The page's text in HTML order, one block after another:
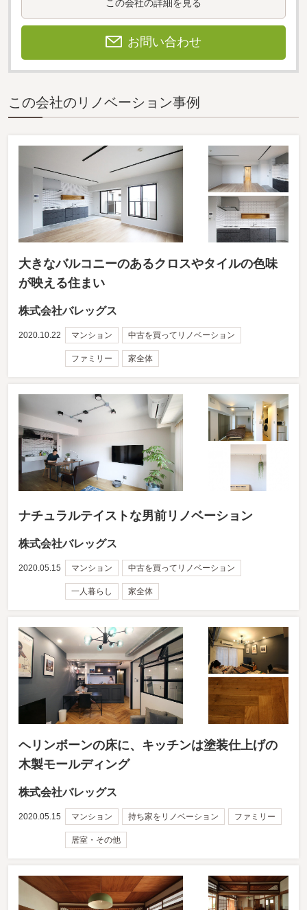
この会社の詳細を見る
お問い合わせ
この会社のリノベーション事例
大きなバルコニーのあるクロスやタイルの色味
が映える住まい
株式会社バレッグス
2020.10.22 マンション 中古を買ってリノベーション
ファミリー 家全体
ナチュラルテイストな男前リノベーション
株式会社バレッグス
2020.05.15 マンション 中古を買ってリノベーション
一人暮らし 家全体
ヘリンボーンの床に、キッチンは塗装仕上げの
木製モールディング
株式会社バレッグス
2020.05.15 マンション 持ち家をリノベーション ファミリー
居室・その他